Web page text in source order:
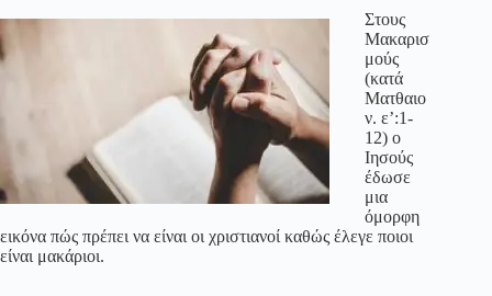
Στους
Μακαρισ
μούς
(κατά
Ματθαιο
ν. ε’:1-
12) ο
Ιησούς
έδωσε
μια
όμορφη
εικόνα πώς πρέπει να είναι οι χριστιανοί καθώς έλεγε ποιοι
είναι μακάριοι.